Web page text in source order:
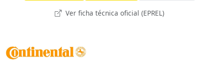
Ver ficha técnica oficial (EPREL)